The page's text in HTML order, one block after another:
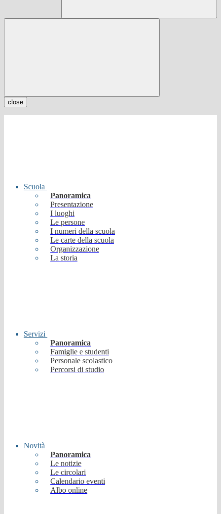
close
Scuola
Panoramica
Presentazione
I luoghi
Le persone
I numeri della scuola
Le carte della scuola
Organizzazione
La storia
Servizi
Panoramica
Famiglie e studenti
Personale scolastico
Percorsi di studio
Novità
Panoramica
Le notizie
Le circolari
Calendario eventi
Albo online